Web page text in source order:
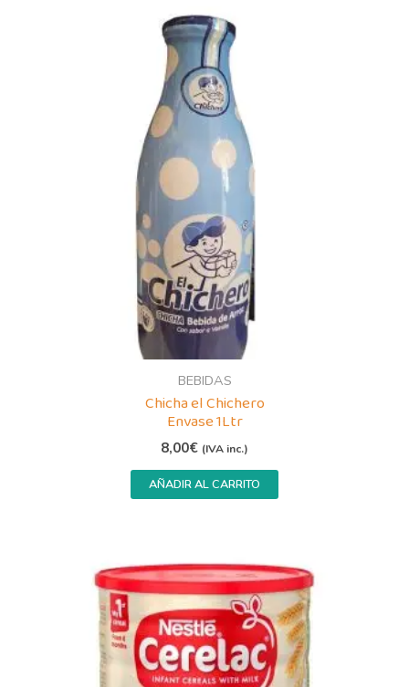
BEBIDAS
Chicha el Chichero
Envase 1Ltr
8,00€ (IVA inc.)
AÑADIR AL CARRITO